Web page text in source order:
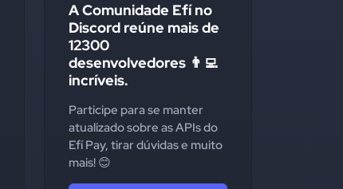
A Comunidade Efí no
Discord reúne mais de
12300
desenvolvedores 👨‍💻
incríveis.
Participe para se manter
atualizado sobre as APIs do
Efí Pay, tirar dúvidas e muito
mais! 😊